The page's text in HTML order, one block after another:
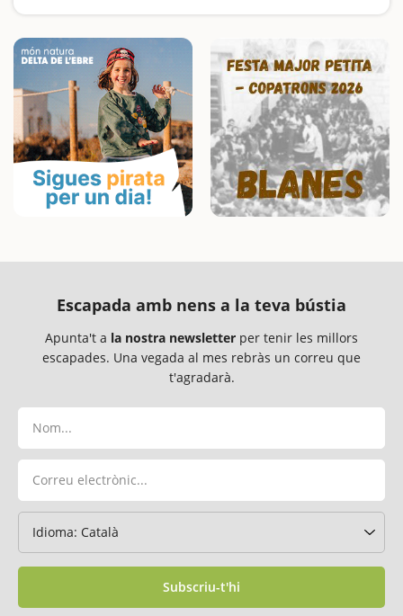
Escapada amb nens a la teva bústia
Apunta't a la nostra newsletter per tenir les millors
escapades. Una vegada al mes rebràs un correu que
t'agradarà.
Subscriu-t'hi